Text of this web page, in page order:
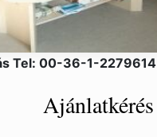
Tel: 00-36-1-2279614
Ajánlatkérés